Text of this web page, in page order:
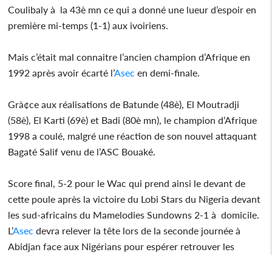
Coulibaly à la 43è mn ce qui a donné une lueur d’espoir en
première mi-temps (1-1) aux ivoiriens.
Mais c’était mal connaitre l’ancien champion d’Afrique en
1992 après avoir écarté l’Asec en demi-finale.
Grà¢ce aux réalisations de Batunde (48è), El Moutradji
(58è), El Karti (69è) et Badi (80è mn), le champion d’Afrique
1998 a coulé, malgré une réaction de son nouvel attaquant
Bagaté Salif venu de l’ASC Bouaké.
Score final, 5-2 pour le Wac qui prend ainsi le devant de
cette poule après la victoire du Lobi Stars du Nigeria devant
les sud-africains du Mamelodies Sundowns 2-1 à domicile.
L’Asec devra relever la tête lors de la seconde journée à
Abidjan face aux Nigérians pour espérer retrouver les